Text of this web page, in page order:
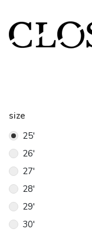
size
25'
26'
27'
28'
29'
30'